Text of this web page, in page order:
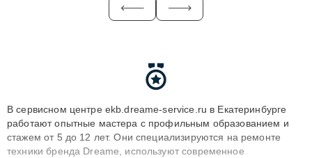
В сервисном центре ekb.dreame-service.ru в Екатеринбурге
работают опытные мастера с профильным образованием и
стажем от 5 до 12 лет. Они специализируются на ремонте
техники бренда Dreame, используют современное